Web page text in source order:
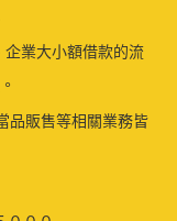
業大小額借款的流
品販售等相關業務皆